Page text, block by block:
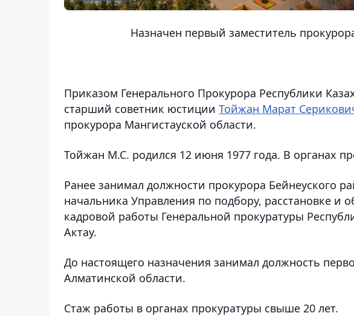
Назначен первый заместитель
Приказом Генерального Прокурора Республики
старший советник юстиции Тойжан Марат
прокурора Мангистауской области.
Тойжан М.С. родился 12 июня 1977 года. В органах
Ранее занимал должности прокурора Бейнеуского
начальника Управления по подбору, расстановке и
кадровой работы Генеральной прокуратуры
Актау.
До настоящего назначения занимал должность
Алматинской области.
Стаж работы в органах прокуратуры свыше 20 лет.